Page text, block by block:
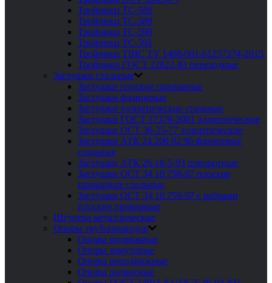
Тройники ТС-588
Тройники ТС-589
Тройники ТС-590
Тройники ТС-591
Тройники ТШС ТУ 1468-001-61257374-2015
Тройники ГОСТ 22822-83 переходные
Заглушки стальные
Заглушки плоские приварные
Заглушки фланцевые
Заглушки эллиптические стальные
Заглушки ГОСТ 17379-2001 эллиптические
Заглушки ОСТ 36-25-77 эллиптические
Заглушки АТК 24.200 02 90 фланцевые
стальные
Заглушки АТК 26-18-5-93 поворотные
Заглушки ОСТ 34 10.758-97 плоские
приварные стальные
Заглушки ОСТ 34 10.759-97 с ребрами
плоские приварные
Штуцера металлические
Опоры трубопроводов
Опоры подвижные
Опоры хомутовые
Опоры неподвижные
Опоры подвесные